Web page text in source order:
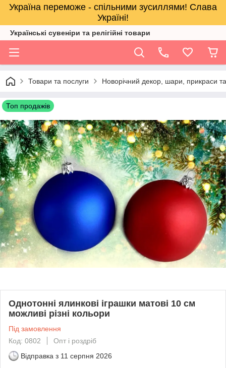
Україна переможе - спільними зусиллями! Слава
Україні!
Українські сувеніри та релігійнi товари
Товари та послуги Новорічний декор, шари, прикраси
Топ продажів
Однотонні ялинкові іграшки матові 10 см
можливі різні кольори
Під замовлення
Код: 0802
Опт і роздріб
Відправка з 11 серпня 2026